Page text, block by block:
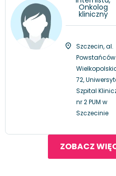
Onkolog
kliniczny
Szczecin, al.
Powstańców
72,
Szpital
nr 2 PUM w
Szczecinie
ZOBACZ